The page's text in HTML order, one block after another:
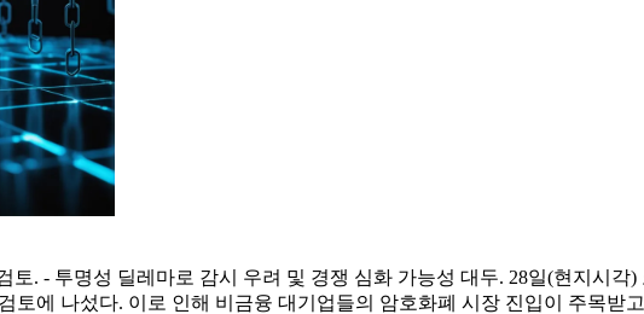
. - 투명성 딜레마로 감시 우려 및 경쟁 심화 가능성 대두. 28일(현지시각
토에 나섰다. 이로 인해 비금융 대기업들의 암호화폐 시장 진입이 주목받